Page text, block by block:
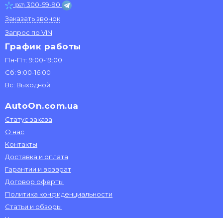
(067) 300-59-90
Заказать звонок
Запрос по VIN
График работы
Пн-Пт: 9:00-19:00
Сб: 9:00-16:00
Вс: Выходной
AutoOn.com.ua
Статус заказа
О нас
Контакты
Доставка и оплата
Гарантии и возврат
Договор оферты
Политика конфиденциальности
Статьи и обзоры